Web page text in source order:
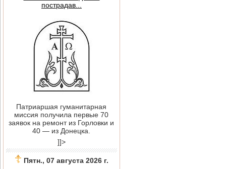
пострадав...
Патриаршая гуманитарная
миссия получила первые 70
заявок на ремонт из Горловки и
40 — из Донецка.
]]>
Пятн., 07 августа 2026 г.